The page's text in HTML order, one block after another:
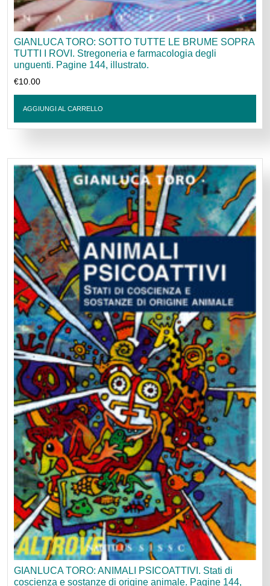
GIANLUCA TORO: SOTTO TUTTE LE BRUME SOPRA
TUTTI I ROVI. Stregoneria e farmacologia degli
unguenti. Pagine 144, illustrato.
€10.00
AGGIUNGI AL CARRELLO
GIANLUCA TORO: ANIMALI PSICOATTIVI. Stati di
coscienza e sostanze di origine animale. Pagine 144,